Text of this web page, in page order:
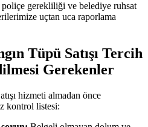
gerekliliği ve belediye ruhsat
uçtan uca raporlama
Tüpü Satışı Tercih
Gerekenler
hizmeti almadan önce
kontrol listesi: